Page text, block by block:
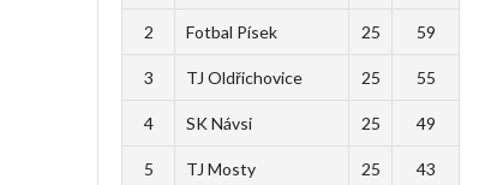
2 Fotbal Písek 25 59
3 TJ Oldřichovice 25 55
4 SK Návsi 25 49
5 TJ Mosty 25 43